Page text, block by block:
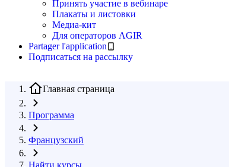
Принять участие в вебинаре
Плакаты и листовки
Медиа-кит
Для операторов AGIR
Partager l'application
Подписаться на рассылку
Главная страница
Программа
Французский
Найти курсы